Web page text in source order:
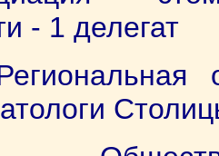
- 1 делегат